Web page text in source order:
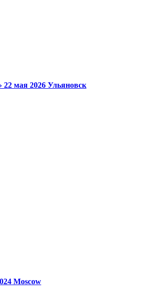
22 мая 2026 Ульяновск
Moscow